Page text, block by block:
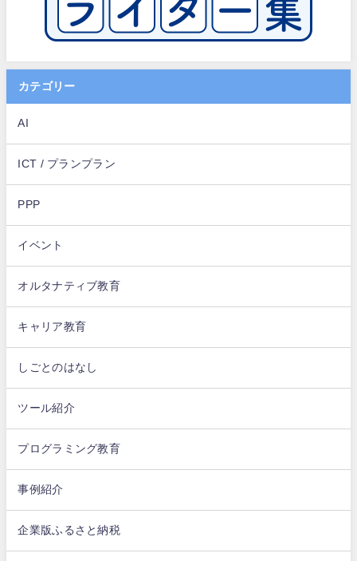
カテゴリー
AI
ICT / プランプラン
PPP
イベント
オルタナティブ教育
キャリア教育
しごとのはなし
ツール紹介
プログラミング教育
事例紹介
企業版ふるさと納税